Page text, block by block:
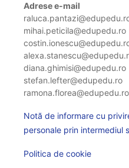
Adrese e-mail
mihai.peticila@edupedu.ro
diana.ghimisi@edupedu.ro
stefan.lefter@edupedu.ro
ramona.florea@edupedu.ro
Notă de informare cu
personale prin intermediul
Politica de cookie